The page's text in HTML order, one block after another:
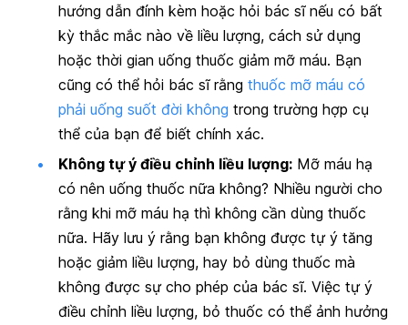
hướng dẫn đính kèm hoặc hỏi bác sĩ nếu có bất
kỳ thắc mắc nào về liều lượng, cách sử dụng
hoặc thời gian uống thuốc giảm mỡ máu. Bạn
cũng có thể hỏi bác sĩ rằng thuốc mỡ máu có
phải uống suốt đời không trong trường hợp cụ
thể của bạn để biết chính xác.
Không tự ý điều chỉnh liều lượng: Mỡ máu hạ
có nên uống thuốc nữa không? Nhiều người cho
rằng khi mỡ máu hạ thì không cần dùng thuốc
nữa. Hãy lưu ý rằng bạn không được tự ý tăng
hoặc giảm liều lượng, hay bỏ dùng thuốc mà
không được sự cho phép của bác sĩ. Việc tự ý
điều chỉnh liều lượng, bỏ thuốc có thể ảnh hưởng